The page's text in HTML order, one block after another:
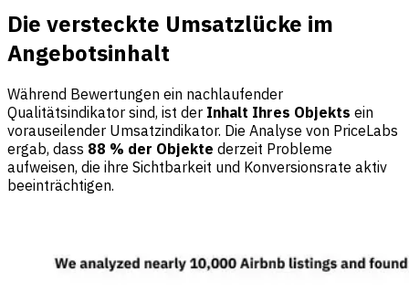
Die versteckte Umsatzlücke im
Angebotsinhalt
Während Bewertungen ein nachlaufender
Qualitätsindikator sind, ist der Inhalt Ihres Objekts ein
vorauseilender Umsatzindikator. Die Analyse von PriceLabs
ergab, dass 88 % der Objekte derzeit Probleme
aufweisen, die ihre Sichtbarkeit und Konversionsrate aktiv
beeinträchtigen.